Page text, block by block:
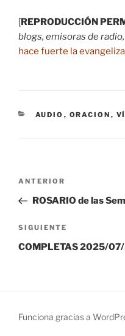
[REPRODUCCIÓN
blogs, emisoras de
hace fuerte la
CATEGORÍAS
AUDIO , ORACION ,
Navegación
entradas
Entrada
anterior:
ANTERIOR
ROSARIO de las
Siguiente
entrada
SIGUIENTE
COMPLETAS 2025/
Funciona gracias a